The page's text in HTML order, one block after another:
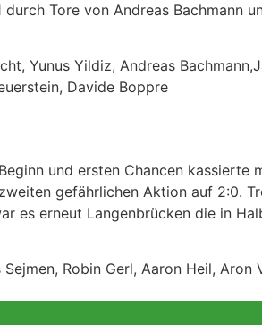
Tore von Andreas Bachmann
Yunus Yildiz, Andreas
Davide Boppre
und ersten Chancen kassierte
gefährlichen Aktion auf 2:0.
es erneut Langenbrücken die in
Robin Gerl, Aaron Heil, Aron